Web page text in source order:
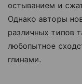
остыванием и
Однако авторы
различных типов
любопытное
глинами.